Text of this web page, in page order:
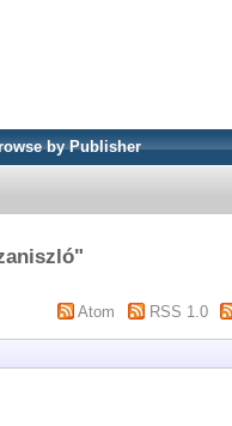
by Publisher
"
Atom RSS 1.0